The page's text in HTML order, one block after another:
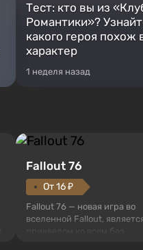
Тест: кто вы из
Романтики»?
какого героя похож
характер
1 неделя назад
Fallout 76
От 16 ₽
Fallout 76 — новая игра во
вселенной Fallout,
приквелом ко всем без